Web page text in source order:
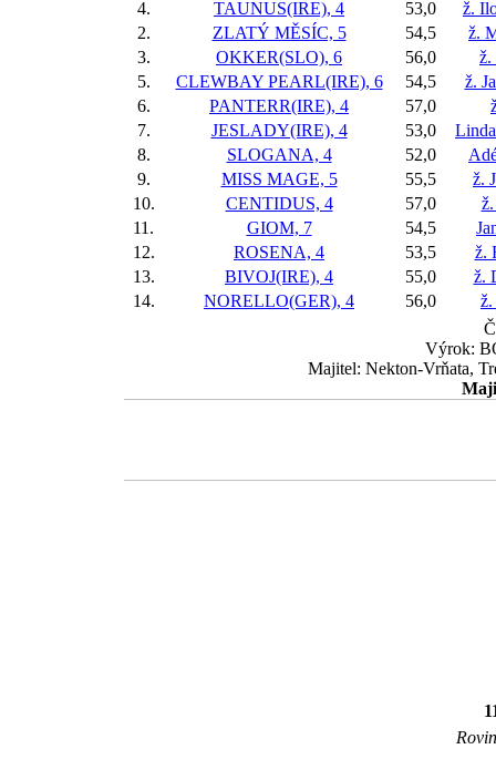
4.
TAUNUS(IRE), 4 53,0
ž.
2.
ZLATÝ MĚSÍC, 5 54,5
ž.
3.
OKKER(SLO), 6 56,0
ž.
5.
CLEWBAY PEARL(IRE), 6 54,5
ž.
6.
PANTERR(IRE), 4 57,0
7.
JESLADY(IRE), 4 53,0
8.
SLOGANA, 4 52,0
9.
MISS MAGE, 5 55,5
ž.
10.
CENTIDUS, 4 57,0
11.
GIOM, 7 54,5
12.
ROSENA, 4 53,5
ž.
13.
BIVOJ(IRE), 4 55,0
ž.
14.
NORELLO(GER), 4 56,0
ž.
Výrok:
Majitel: Nekton-Vrňata,